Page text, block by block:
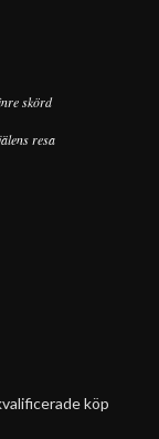
skörd
resa
köp